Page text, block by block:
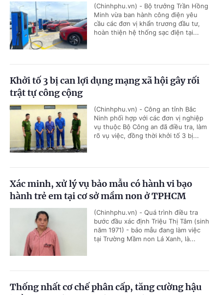
(Chinhphu.vn) - Bộ trưởng Trần Hồng
Minh vừa ban hành công điện yêu
cầu các đơn vị khẩn trương đầu tư,
hoàn thiện hệ thống sạc điện tại...
Khởi tố 3 bị can lợi dụng mạng xã hội gây rối
trật tự công cộng
(Chinhphu.vn) - Công an tỉnh Bắc
Ninh phối hợp với các đơn vị nghiệp
vụ thuộc Bộ Công an đã điều tra, làm
rõ vụ việc, đồng thời khởi tố 3 bị...
Xác minh, xử lý vụ bảo mẫu có hành vi bạo
hành trẻ em tại cơ sở mầm non ở TPHCM
(Chinhphu.vn) - Quá trình điều tra
bước đầu xác định Triệu Thị Tâm (sinh
năm 1971) - bảo mẫu đang làm việc
tại Trường Mầm non Lá Xanh, là...
Thống nhất cơ chế phân cấp, tăng cường hậu